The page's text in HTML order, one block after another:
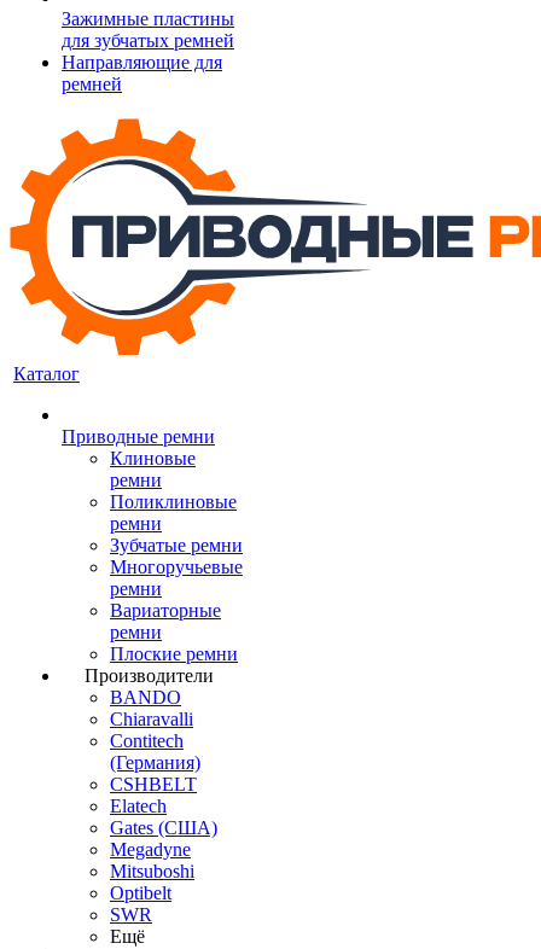
Зажимные пластины
для зубчатых ремней
Направляющие для
ремней
Каталог
Приводные ремни
Клиновые
ремни
Поликлиновые
ремни
Зубчатые ремни
Многоручьевые
ремни
Вариаторные
ремни
Плоские ремни
Производители
BANDO
Chiaravalli
Contitech
(Германия)
CSHBELT
Elatech
Gates (США)
Megadyne
Mitsuboshi
Optibelt
SWR
Ещё